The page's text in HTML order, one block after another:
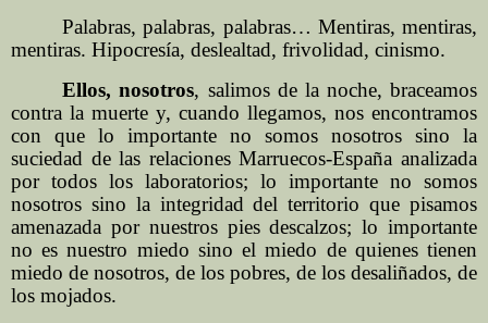
Palabras, palabras, palabras… Mentiras, mentiras,
mentiras. Hipocresía, deslealtad, frivolidad, cinismo.
Ellos, nosotros, salimos de la noche, braceamos
contra la muerte y, cuando llegamos, nos encontramos
con que lo importante no somos nosotros sino la
suciedad de las relaciones Marruecos-España analizada
por todos los laboratorios; lo importante no somos
nosotros sino la integridad del territorio que pisamos
amenazada por nuestros pies descalzos; lo importante
no es nuestro miedo sino el miedo de quienes tienen
miedo de nosotros, de los pobres, de los desaliñados, de
los mojados.